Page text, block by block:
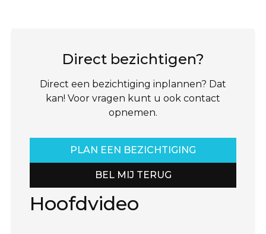
Direct bezichtigen?
Direct een bezichtiging inplannen? Dat
kan! Voor vragen kunt u ook contact
opnemen.
PLAN EEN BEZICHTIGING
BEL MIJ TERUG
Hoofdvideo